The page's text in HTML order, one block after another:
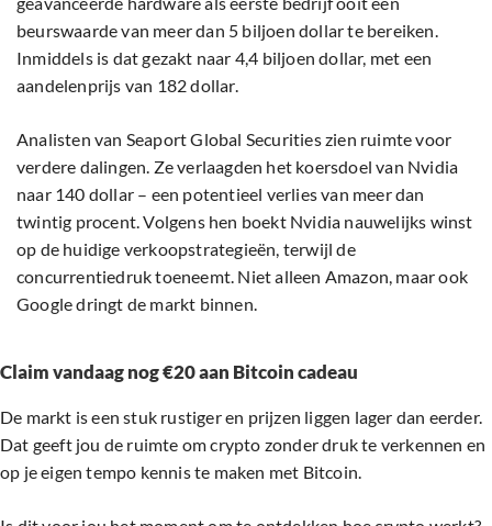
beurswaarde van meer dan 5 biljoen dollar te bereiken.
Inmiddels is dat gezakt naar 4,4 biljoen dollar, met een
aandelenprijs van 182 dollar.
Analisten van Seaport Global Securities zien ruimte voor
verdere dalingen. Ze verlaagden het koersdoel van Nvidia
naar 140 dollar – een potentieel verlies van meer dan
twintig procent. Volgens hen boekt Nvidia nauwelijks winst
op de huidige verkoopstrategieën, terwijl de
concurrentiedruk toeneemt. Niet alleen Amazon, maar ook
Google dringt de markt binnen.
Claim vandaag nog €20 aan Bitcoin cadeau
De markt is een stuk rustiger en prijzen liggen lager dan eerder.
Dat geeft jou de ruimte om crypto zonder druk te verkennen en
op je eigen tempo kennis te maken met Bitcoin.